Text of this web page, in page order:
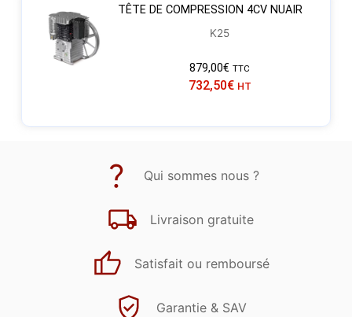
TÊTE DE COMPRESSION 4CV NUAIR
K25
879,00€ TTC
732,50€ HT
Qui sommes nous ?
Livraison gratuite
Satisfait ou remboursé
Garantie & SAV